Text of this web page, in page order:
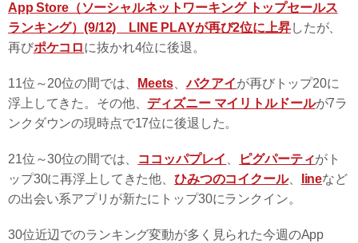
App Store（ソーシャルネットワーキング トップセールス
ランキング）(9/12) LINE PLAYが再び2位に上昇したが、
再びポケコロに抜かれ4位に後退。
11位～20位の間では、 Meets、バクアイが再びトップ20に
浮上してきた。その他、 ディズニー マイリトルドールが7ラ
ンクダウンの現時点で17位に後退した。
21位～30位の間では、 ココッパプレイ ピグパーティがト
ップ30に再浮上してきた他、ひみつのコイクール、 Iineなど
の出会い系アプリが新たにトップ30にランクイン。
30位近辺でのランキング変動が多く見られた今週のApp